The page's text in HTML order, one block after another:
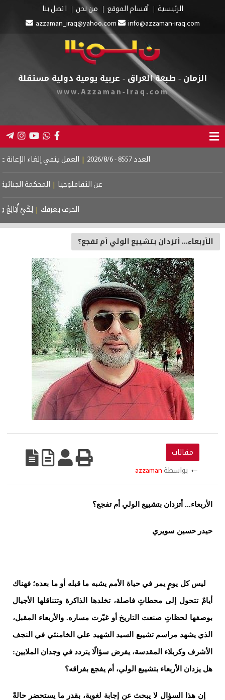
الرئيسية أقسام الموقع من نحن
اتصل بنا
azzaman_iraq@yahoo.com
info@azzaman-iraq.com
الزمان - طبعة العراق - عربية يومية دولية مستقلة
www.Azzaman-Iraq.com
| العمل ينفي إلغاء الإعانة عن
عن الثقافلوجيا | المحكمة الجنائية
الحرف يعرفك | لِكَيْ أُبَالِغَ فِي
الأربعاء... أتزدان بتشييع الولي أم تفجع؟
مقالات
← بواسطة azzaman
الأربعاء... أتزدان بتشييع الولي أم تفجع؟
حيدر حسين سويري
ليس كل يومٍ يمر في حياة الأمم يشبه ما قبله أو ما بعده؛ فهناك
أيامٌ تتحول إلى محطاتٍ فاصلة، تخلدها الذاكرة وتتناقلها الأجيال
بوصفها لحظاتٍ صنعت التاريخ أو غيّرت مساره. والأربعاء المقبل،
الذي يشهد مراسم تشييع السيد الشهيد علي الخامنئي في النجف
الأشرف وكربلاء المقدسة، يفرض سؤالًا يتردد في وجدان الملايين:
هل يزدان الأربعاء بتشييع الولي، أم يفجع بفراقه؟
إن هذا السؤال لا يبحث عن إجابة لغوية، بقدر ما يستحضر حالةً